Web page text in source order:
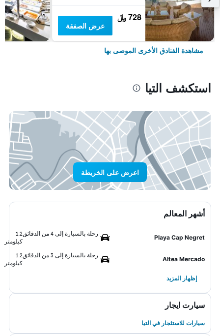
728 ﷼
عرض الصفقة
مشاهدة الفنادق الأخرى الموصى بها
استكشف التيا
اعرض على الخريطة
أشهر المعالم
Playa Cap Negret
رحلة بالسيارة إلى 4 من الدقائق
1.2
كيلومتر
Altea Mercado
رحلة بالسيارة إلى 3 من الدقائق
1.2
كيلومتر
إظهار المزيد
سيارت ايجار
سيارات للاستئجار في التيا